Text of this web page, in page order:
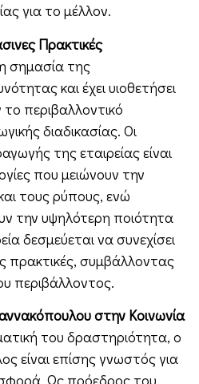
για το μέλλον.
Πρακτικές
σημασία της
και έχει υιοθετήσει
περιβαλλοντικό
διαδικασίας. Οι
της εταιρείας είναι
που μειώνουν την
τους ρύπους, ενώ
την υψηλότερη ποιότητα
δεσμεύεται να συνεχίσει
πρακτικές, συμβάλλοντας
περιβάλλοντος.
στην Κοινωνία
του δραστηριότητα, ο
είναι επίσης γνωστός για
Ως πρόεδρος του